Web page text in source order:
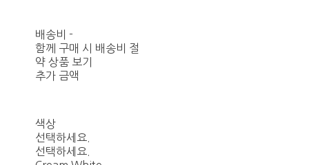
배송비 -
함께 구매 시 배송비 절
약 상품 보기
추가 금액
색상
선택하세요.
선택하세요.